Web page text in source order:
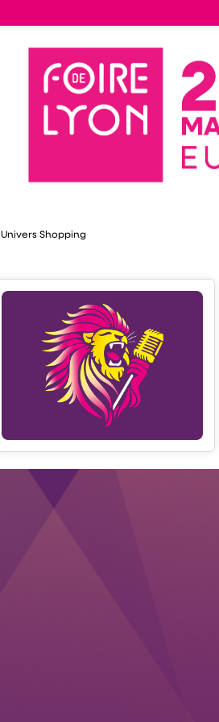
HOST ILES
Univers Shopping